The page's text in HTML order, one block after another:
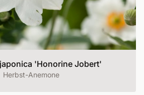
'Honorine Jobert'
Herbst-Anemone